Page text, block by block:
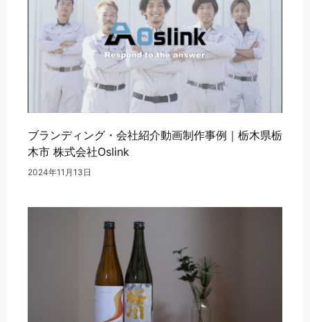
ブランディング・会社紹介動画制作事例｜栃木県栃
木市 株式会社Oslink
2024年11月13日